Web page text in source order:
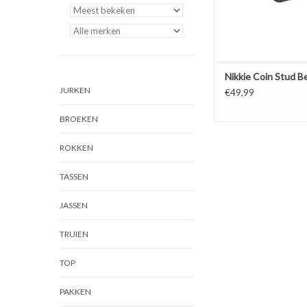
JURKEN
BROEKEN
ROKKEN
TASSEN
JASSEN
TRUIEN
TOP
PAKKEN
Nikkie Coin Stud
€49,99